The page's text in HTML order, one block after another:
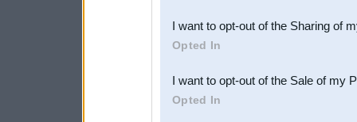
Downstream Participants
third parties.
I want to opt-out of the Sharing of
Opted In
I want to opt-out of the Sale of my
Opted In